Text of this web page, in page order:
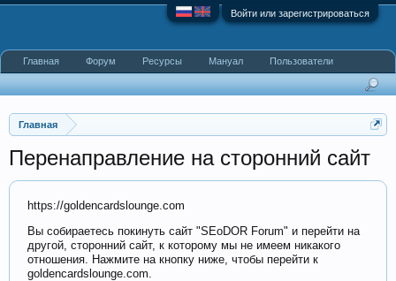
Войти или зарегистрироваться
Главная
Перенаправление на сторонний сайт
https://goldencardslounge.com
Вы собираетесь покинуть сайт "SEoDOR Forum" и перейти на
другой, сторонний сайт, к которому мы не имеем никакого
отношения. Нажмите на кнопку ниже, чтобы перейти к
goldencardslounge.com.
Главная Форум Ресурсы Мануал Пользователи